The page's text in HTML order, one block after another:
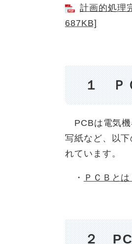
計画的処理
687KB]
１ Ｐ
PCBは電気機
写紙など、以
れています。
・ ＰＣＢとは
２